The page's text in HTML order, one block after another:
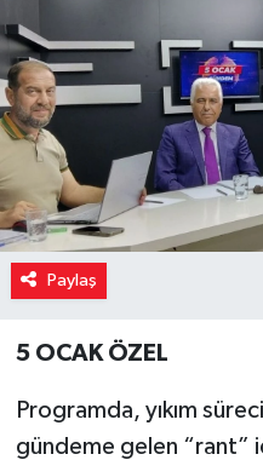
Paylaş
5 OCAK ÖZEL
Programda, yıkım
gündeme gelen “rant”
Yerel Yönetimler
Yurttan